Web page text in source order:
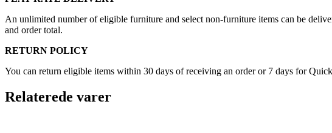
An unlimited number of eligible furniture and select non-furniture items can be
and order total.
RETURN POLICY
You can return eligible items within 30 days of receiving an order or 7 days for
Relaterede varer